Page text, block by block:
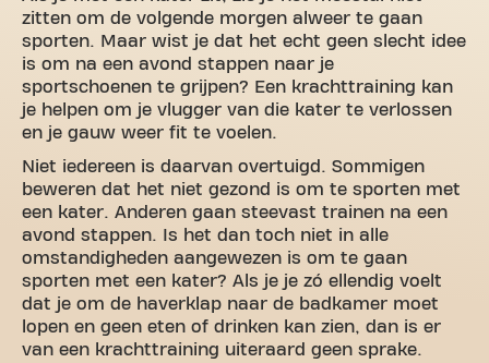
zitten om de volgende morgen alweer te gaan
sporten. Maar wist je dat het echt geen slecht idee
is om na een avond stappen naar je
sportschoenen te grijpen? Een krachttraining kan
je helpen om je vlugger van die kater te verlossen
en je gauw weer fit te voelen.
Niet iedereen is daarvan overtuigd. Sommigen
beweren dat het niet gezond is om te sporten met
een kater. Anderen gaan steevast trainen na een
avond stappen. Is het dan toch niet in alle
omstandigheden aangewezen is om te gaan
sporten met een kater? Als je je zó ellendig voelt
dat je om de haverklap naar de badkamer moet
lopen en geen eten of drinken kan zien, dan is er
van een krachttraining uiteraard geen sprake.